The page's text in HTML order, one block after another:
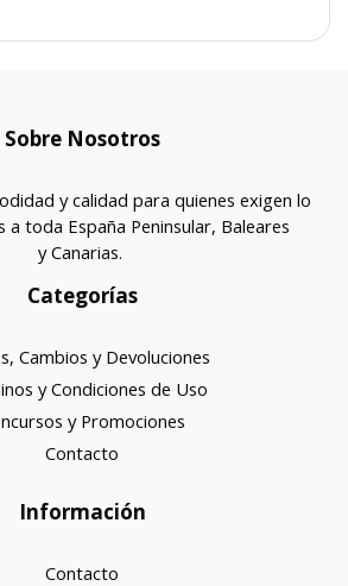
Sobre Nosotros
y calidad para quienes exigen lo
a toda España Peninsular, Baleares
y Canarias.
Categorías
Cambios y Devoluciones
y Condiciones de Uso
y Promociones
Contacto
Información
Contacto